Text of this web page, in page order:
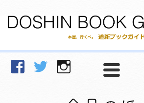
facebookTwitter Instagram